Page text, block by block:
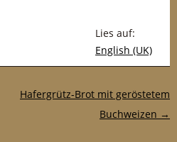
Lies auf:
English (UK)
Hafergrütz-Brot mit geröstetem
Buchweizen →